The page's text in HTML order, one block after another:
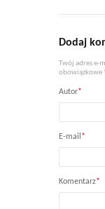
Dodaj
Twój adres e-
obowiązkowe
Autor*
E-mail*
Komentarz*